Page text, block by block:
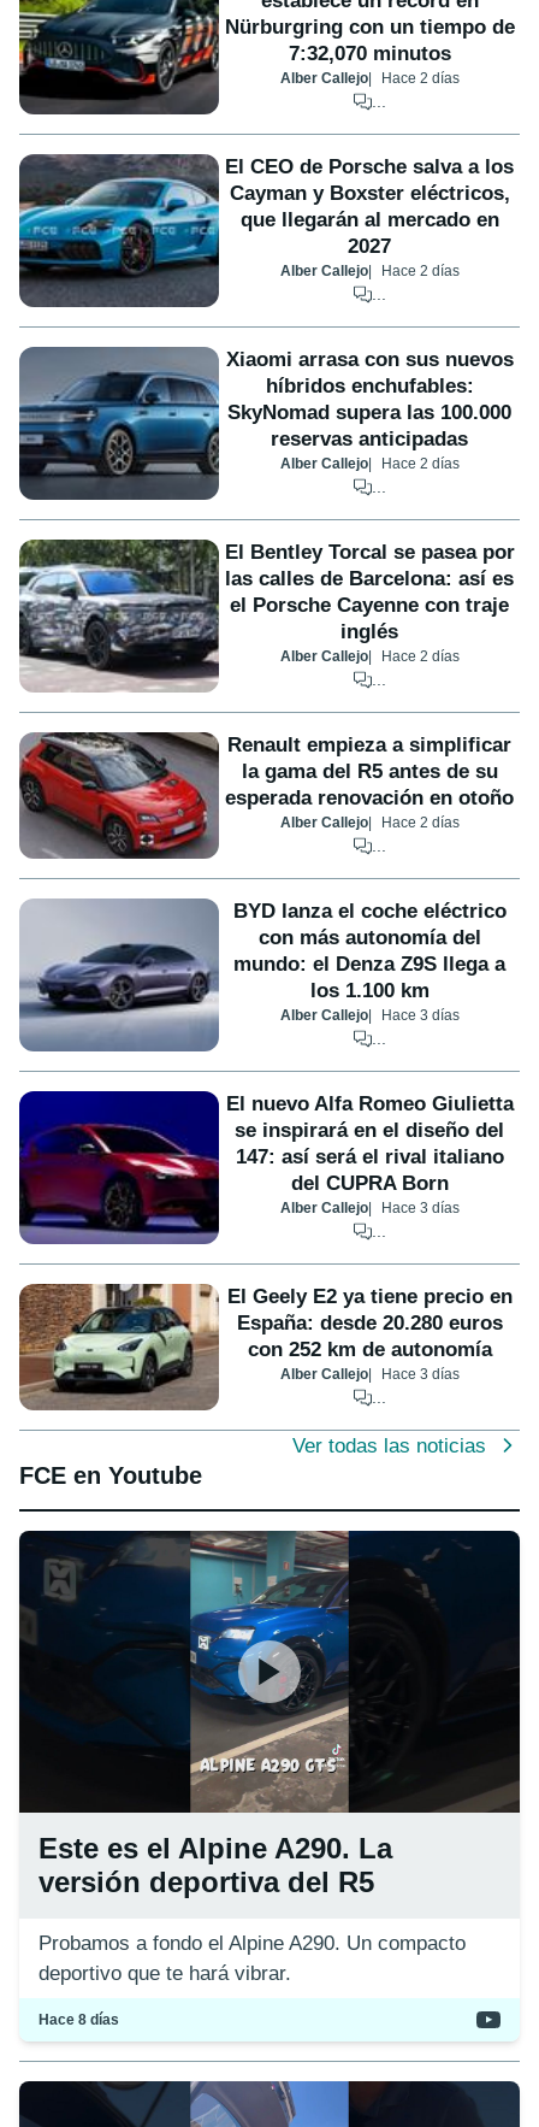
Nürburgring con un tiempo de
7:32,070 minutos
Alber Callejo Hace 2 días
...
El CEO de Porsche salva a los
Cayman y Boxster eléctricos,
que llegarán al mercado en
2027
Alber Callejo Hace 2 días
...
Xiaomi arrasa con sus nuevos
híbridos enchufables:
SkyNomad supera las 100.000
reservas anticipadas
Alber Callejo Hace 2 días
...
El Bentley Torcal se pasea por
las calles de Barcelona: así es
el Porsche Cayenne con traje
inglés
Alber Callejo Hace 2 días
...
Renault empieza a simplificar
la gama del R5 antes de su
esperada renovación en otoño
Alber Callejo Hace 2 días
...
BYD lanza el coche eléctrico
con más autonomía del
mundo: el Denza Z9S llega a
los 1.100 km
Alber Callejo Hace 3 días
...
El nuevo Alfa Romeo Giulietta
se inspirará en el diseño del
147: así será el rival italiano
del CUPRA Born
Alber Callejo Hace 3 días
...
El Geely E2 ya tiene precio en
España: desde 20.280 euros
con 252 km de autonomía
Alber Callejo Hace 3 días
...
Ver todas las noticias
FCE en Youtube
Este es el Alpine A290. La
versión deportiva del R5
Probamos a fondo el Alpine A290. Un compacto
deportivo que te hará vibrar.
Hace 8 días